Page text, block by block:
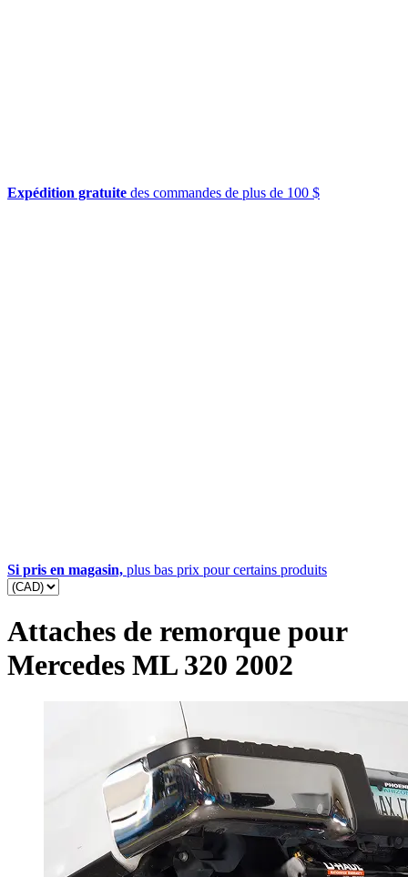
Expédition gratuite des commandes de plus de 100 $
Si pris en magasin, plus bas prix pour certains produits
Attaches de remorque pour
Mercedes ML 320 2002